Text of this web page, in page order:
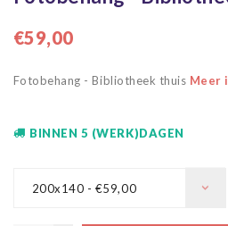
€59,00
Fotobehang - Bibliotheek thuis Meer
BINNEN 5 (WERK)DAGEN
200x140 - €59,00